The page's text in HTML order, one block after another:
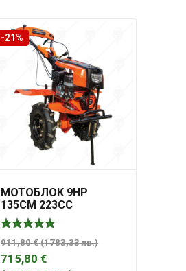
-21%
МОТОБЛОК 9HP
135CM 223CC
PREMIUM HD
911,80€ (1783,33лв.)
715,80€